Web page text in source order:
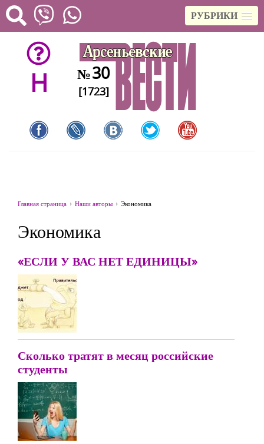
РУБРИКИ
H №30
[1723]
Главная страница Наши авторы Экономика
Экономика
«ЕСЛИ У ВАС НЕТ ЕДИНИЦЫ»
Сколько тратят в месяц российские
студенты